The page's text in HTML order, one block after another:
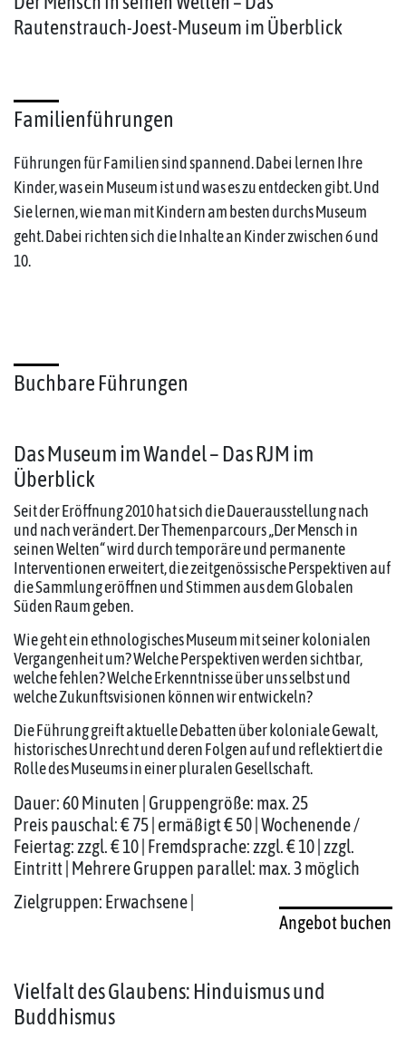
Rautenstrauch-Joest-Museum im Überblick
Familienführungen
Führungen für Familien sind spannend. Dabei lernen Ihre
Kinder, was ein Museum ist und was es zu entdecken gibt. Und
Sie lernen, wie man mit Kindern am besten durchs Museum
geht. Dabei richten sich die Inhalte an Kinder zwischen 6 und
10.
Buchbare Führungen
Das Museum im Wandel – Das RJM im
Überblick
Seit der Eröffnung 2010 hat sich die Dauerausstellung nach
und nach verändert. Der Themenparcours „Der Mensch in
seinen Welten“ wird durch temporäre und permanente
Interventionen erweitert, die zeitgenössische Perspektiven auf
die Sammlung eröffnen und Stimmen aus dem Globalen
Süden Raum geben.
Wie geht ein ethnologisches Museum mit seiner kolonialen
Vergangenheit um? Welche Perspektiven werden sichtbar,
welche fehlen? Welche Erkenntnisse über uns selbst und
welche Zukunftsvisionen können wir entwickeln?
Die Führung greift aktuelle Debatten über koloniale Gewalt,
historisches Unrecht und deren Folgen auf und reflektiert die
Rolle des Museums in einer pluralen Gesellschaft.
Dauer: 60 Minuten | Gruppengröße: max. 25
Preis pauschal: € 75 | ermäßigt € 50 | Wochenende /
Feiertag: zzgl. € 10 | Fremdsprache: zzgl. € 10 | zzgl.
Eintritt | Mehrere Gruppen parallel: max. 3 möglich
Zielgruppen: Erwachsene |
Angebot buchen
Vielfalt des Glaubens: Hinduismus und
Buddhismus